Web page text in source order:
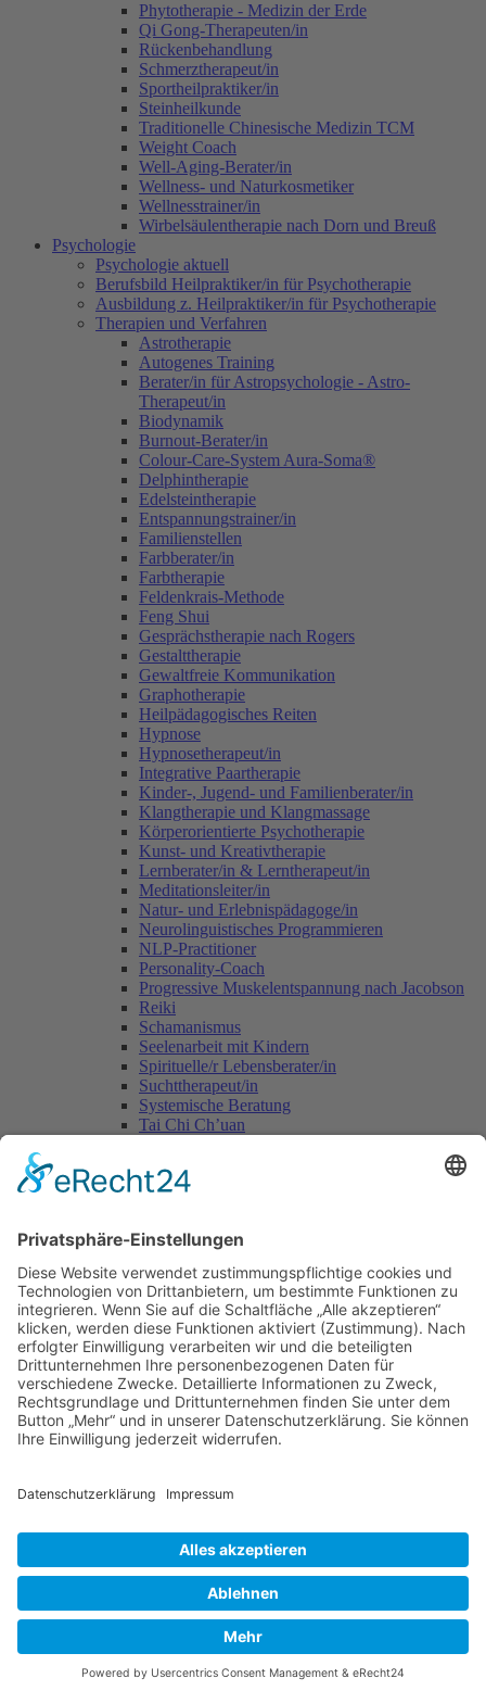
Phytotherapie - Medizin der Erde
Qi Gong-Therapeuten/in
Rückenbehandlung
Schmerztherapeut/in
Sportheilpraktiker/in
Steinheilkunde
Traditionelle Chinesische Medizin TCM
Weight Coach
Well-Aging-Berater/in
Wellness- und Naturkosmetiker
Wellnesstrainer/in
Wirbelsäulentherapie nach Dorn und Breuß
Psychologie
Psychologie aktuell
Berufsbild Heilpraktiker/in für Psychotherapie
Ausbildung z. Heilpraktiker/in für Psychotherapie
Therapien und Verfahren
Astrotherapie
Autogenes Training
Berater/in für Astropsychologie - Astro-
Therapeut/in
Biodynamik
Burnout-Berater/in
Colour-Care-System Aura-Soma®
Delphintherapie
Edelsteintherapie
Entspannungstrainer/in
Familienstellen
Farbberater/in
Farbtherapie
Feldenkrais-Methode
Feng Shui
Gesprächstherapie nach Rogers
Gestalttherapie
Gewaltfreie Kommunikation
Graphotherapie
Heilpädagogisches Reiten
Hypnose
Hypnosetherapeut/in
Integrative Paartherapie
Kinder-, Jugend- und Familienberater/in
Klangtherapie und Klangmassage
Körperorientierte Psychotherapie
Kunst- und Kreativtherapie
Lernberater/in & Lerntherapeut/in
Meditationsleiter/in
Natur- und Erlebnispädagoge/in
Neurolinguistisches Programmieren
NLP-Practitioner
Personality-Coach
Progressive Muskelentspannung nach Jacobson
Reiki
Schamanismus
Seelenarbeit mit Kindern
Spirituelle/r Lebensberater/in
Suchttherapeut/in
Systemische Beratung
Tai Chi Ch’uan
Voice Dialogue
Tierheilkunde aktuell
Ausbildung z. Tierheilpraktiker/in
Therapien und Verfahren
Tierpsychologie
Ernährungsberater/in für Tiere
Farb- und Lichttherapie
Hunde- und Katzenpsychologie
Hundeführer/in und Kynologe/in
Naturgemäße Tierheilkunde
Telepathische Tierkommunikation
Tierhomöopathie
Heilpraktikerschulen
Naturheilkunde
Heilfasten
Partner - Marktplatz
Impressum
Datenschutzerklärung
Heilpraktikerschule